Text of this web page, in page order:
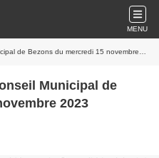
MENU
de Bezons du mercredi 15 novembre 2023
Municipal de
2023